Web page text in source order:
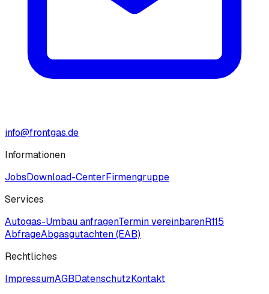
info@frontgas.de
Informationen
JobsDownload-CenterFirmengruppe
Services
Autogas-Umbau anfragenTermin vereinbarenR115
AbfrageAbgasgutachten (EAB)
Rechtliches
ImpressumAGBDatenschutzKontakt